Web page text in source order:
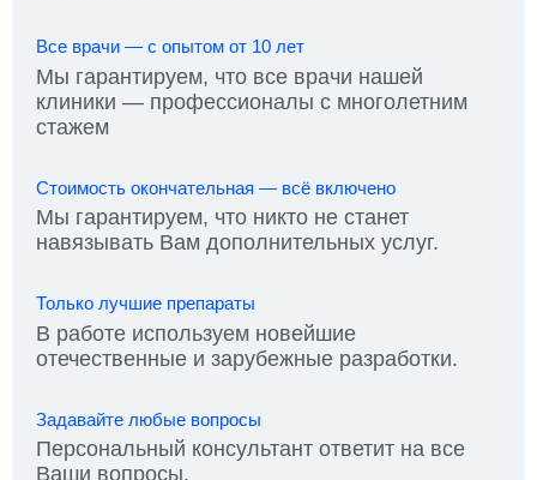
Все врачи — с опытом от 10 лет
Мы гарантируем, что все врачи нашей
клиники — профессионалы с многолетним
стажем
Стоимость окончательная — всё включено
Мы гарантируем, что никто не станет
навязывать Вам дополнительных услуг.
Только лучшие препараты
В работе используем новейшие
отечественные и зарубежные разработки.
Задавайте любые вопросы
Персональный консультант ответит на все
Ваши вопросы.